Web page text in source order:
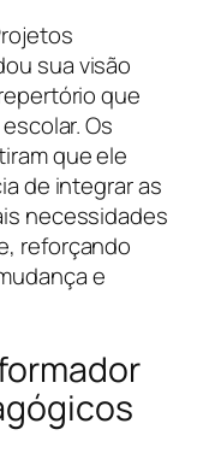
sua visão
que
Os
que ele
de integrar as
necessidades
reforçando
e